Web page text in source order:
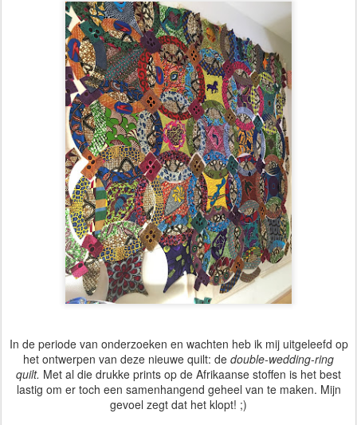
In de periode van onderzoeken en wachten heb ik mij uitgeleefd op
het ontwerpen van deze nieuwe quilt: de double-wedding-ring
quilt. Met al die drukke prints op de Afrikaanse stoffen is het best
lastig om er toch een samenhangend geheel van te maken. Mijn
gevoel zegt dat het klopt! ;)